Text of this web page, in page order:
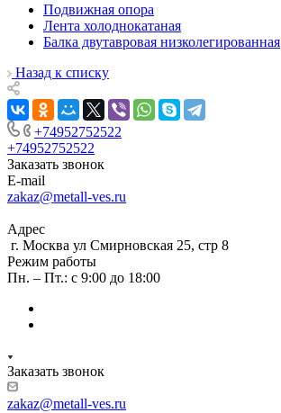
Подвижная опора
Лента холоднокатаная
Балка двутавровая низколегированная
Назад к списку
+74952752522
+74952752522
Заказать звонок
E-mail
zakaz@metall-ves.ru
Адрес
г. Москва ул Смирновская 25, стр 8
Режим работы
Пн. – Пт.: с 9:00 до 18:00
Заказать звонок
zakaz@metall-ves.ru